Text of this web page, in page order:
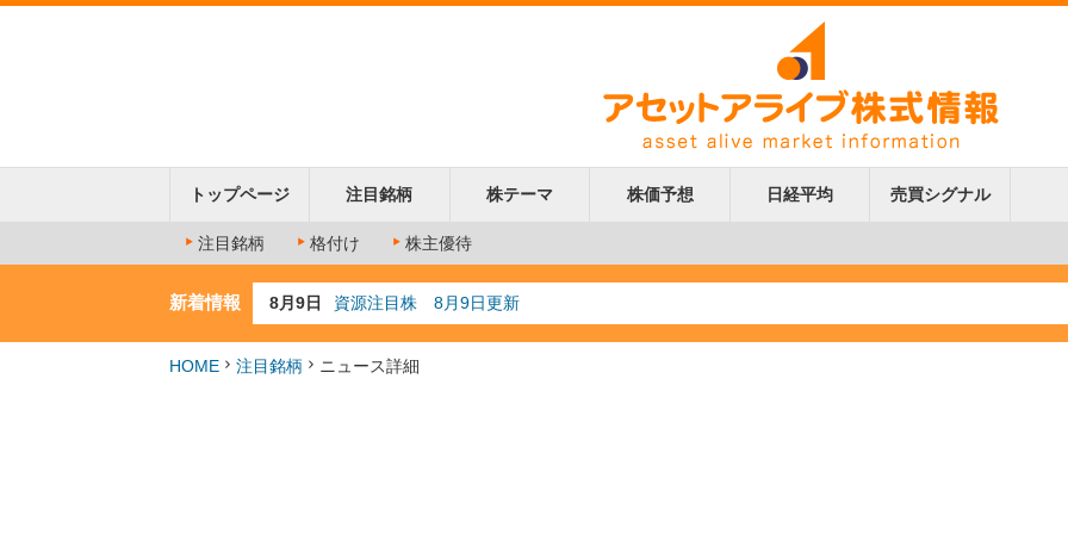
トップページ 注目銘柄 株テーマ 株価予想 日経平均 売買シグナル
注目銘柄 格付け 株主優待
新着情報 8月9日
資源注目株 8月9日更新
8月4日
AI注目株 8月4日更新
8月2日
金融注目株 8月2日更新
HOME 注目銘柄 ニュース詳細